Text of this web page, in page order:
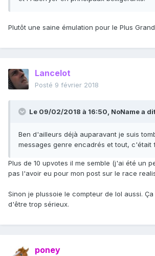
Plutôt une saine émulation pour le Plus
Lancelot
Posté 9 février 2018
Le 09/02/2018 à 16:50, NoNamea
Ben d'ailleurs déjà auparavant je suis
messages genre encadrés et tout, c'était
Plus de 10 upvotes il me semble (j'ai été un
pas l'avoir eu pour mon post sur le race
Sinon je plussoie le compteur de lol aussi.
d'être trop sérieux.
poney